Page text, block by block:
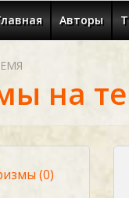
Авторы
на
(0)